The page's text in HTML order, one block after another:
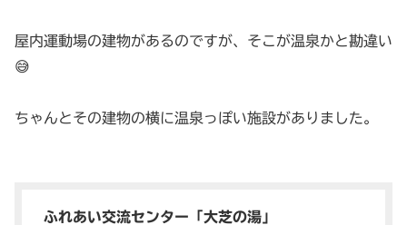
屋内運動場の建物があるのですが、そこが温泉かと勘違い
😅
ちゃんとその建物の横に温泉っぽい施設がありました。
ふれあい交流センター「大芝の湯」